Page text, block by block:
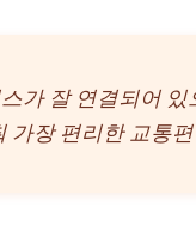
가 잘 연결되어
가장 편리한 교통